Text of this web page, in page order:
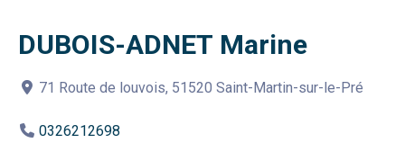
DUBOIS-ADNET Marine
71 Route de louvois, 51520 Saint-Martin-sur-le-Pré
0326212698